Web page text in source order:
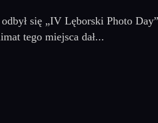
się „IV Lęborski Photo
tego miejsca dał...